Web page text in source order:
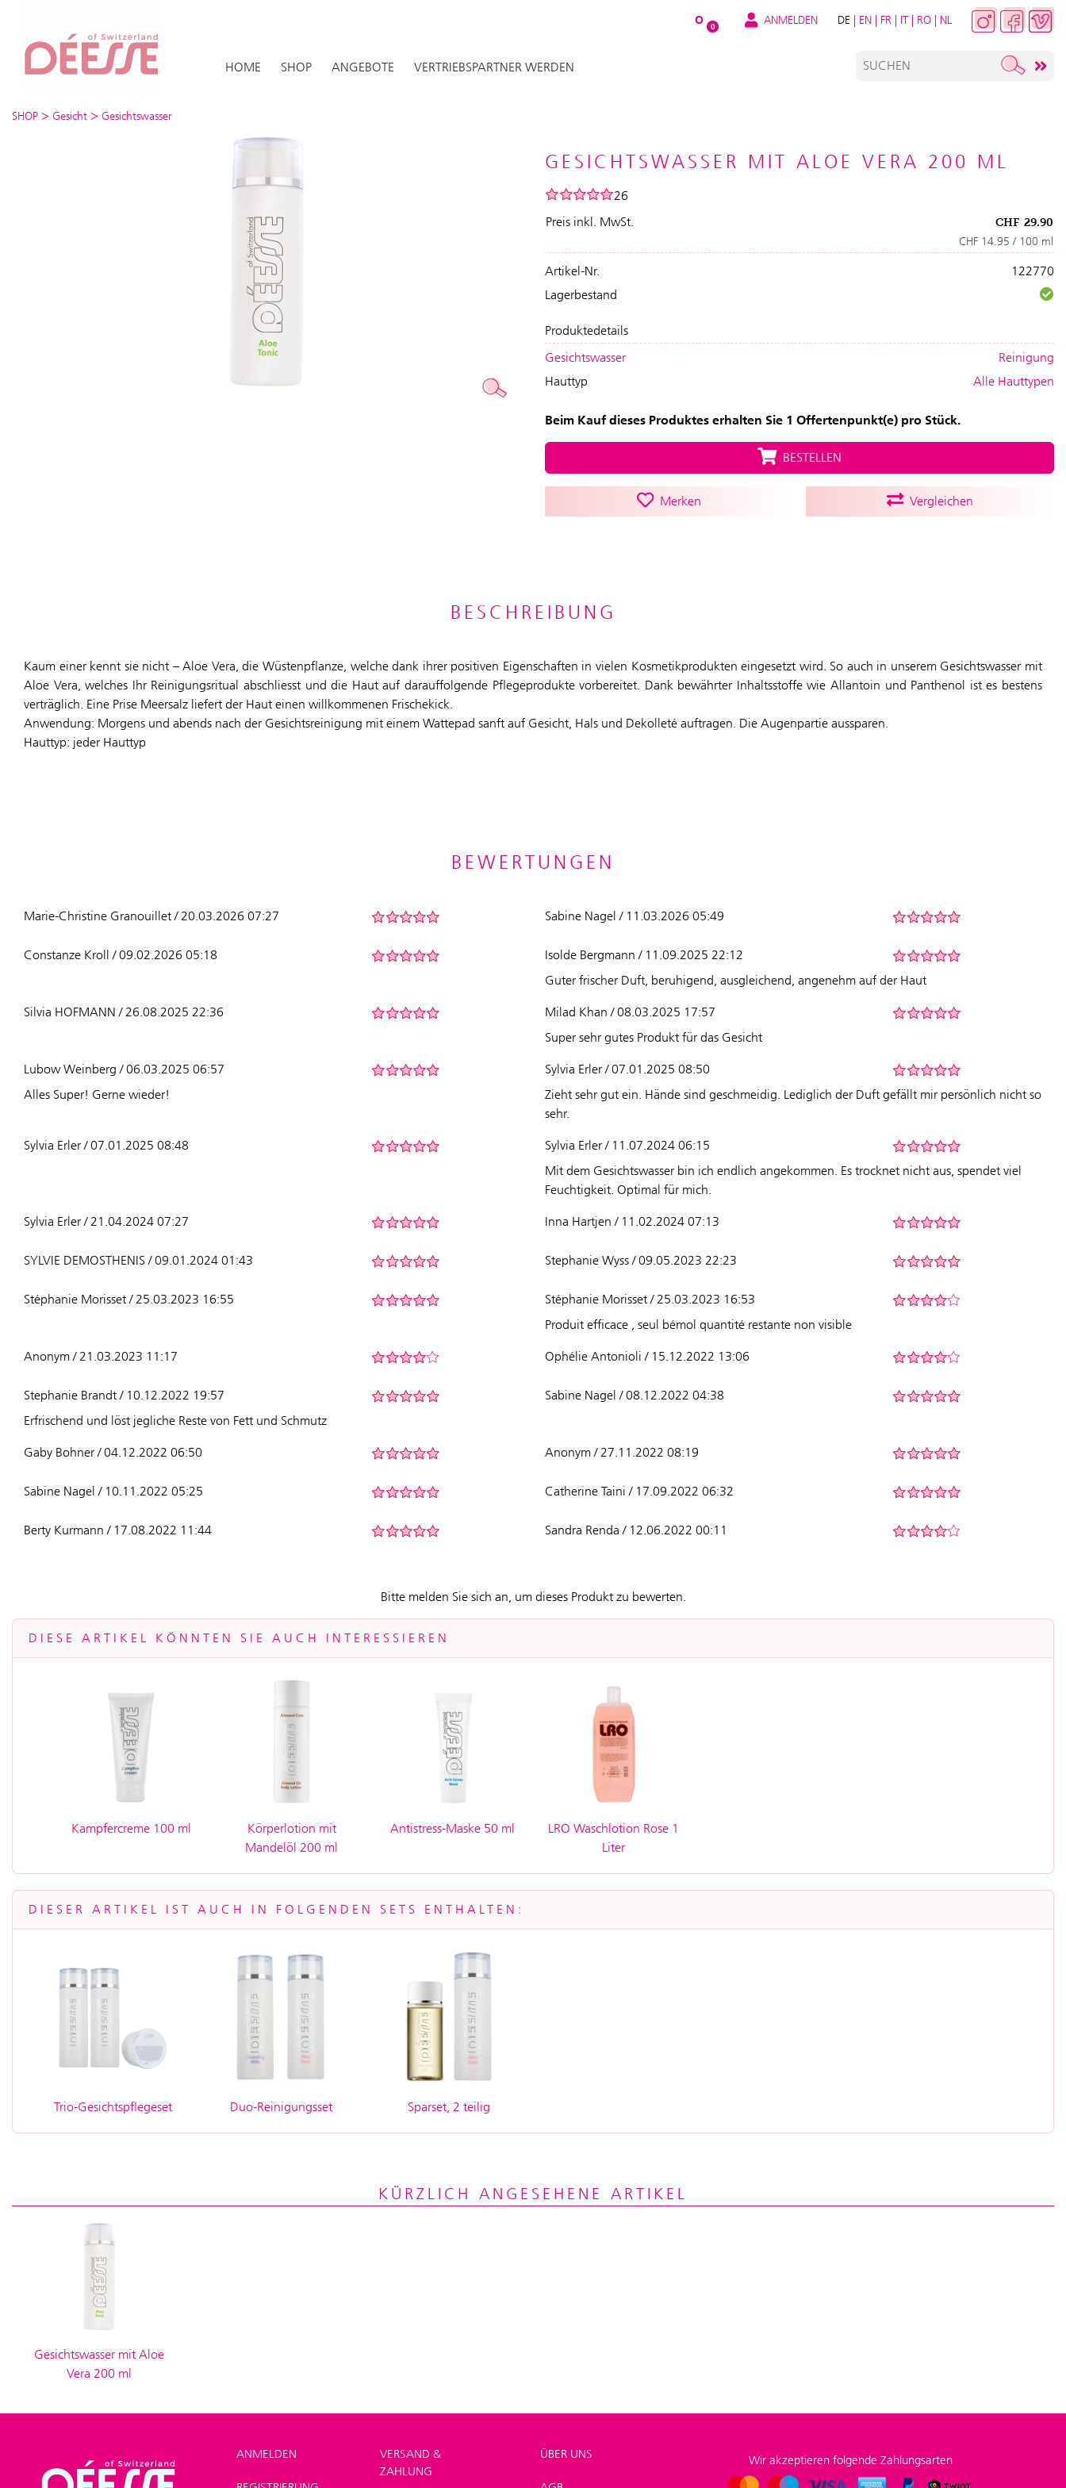
O 0 ANMELDEN DE | EN | FR | IT | RO | NL
HOME SHOP ANGEBOTE VERTRIEBSPARTNER WERDEN
SHOP > Gesicht > Gesichtswasser
GESICHTSWASSER MIT ALOE VERA 200 ML
26
Preis inkl. MwSt.
CHF 29.90
CHF 14.95 / 100 ml
Artikel-Nr.
122770
Lagerbestand
Produktedetails
Gesichtswasser
Reinigung
Hauttyp
Alle Hauttypen
Beim Kauf dieses Produktes erhalten Sie 1 Offertenpunkt(e) pro Stück.
BESTELLEN
Merken Vergleichen
BESCHREIBUNG
Kaum einer kennt sie nicht – Aloe Vera, die Wüstenpflanze, welche dank ihrer positiven Eigenschaften in vielen Kosmetikprodukten eingesetzt wird. So auch in unserem Gesichtswasser mit
Aloe Vera, welches Ihr Reinigungsritual abschliesst und die Haut auf darauffolgende Pflegeprodukte vorbereitet. Dank bewährter Inhaltsstoffe wie Allantoin und Panthenol ist es bestens
verträglich. Eine Prise Meersalz liefert der Haut einen willkommenen Frischekick.
Anwendung: Morgens und abends nach der Gesichtsreinigung mit einem Wattepad sanft auf Gesicht, Hals und Dekolleté auftragen. Die Augenpartie aussparen.
Hauttyp: jeder Hauttyp
BEWERTUNGEN
Marie-Christine Granouillet / 20.03.2026 07:27 Sabine Nagel / 11.03.2026 05:49
Constanze Kroll / 09.02.2026 05:18
Isolde Bergmann / 11.09.2025 22:12
Guter frischer Duft, beruhigend, ausgleichend, angenehm auf der Haut
Silvia HOFMANN / 26.08.2025 22:36
Milad Khan / 08.03.2025 17:57
Super sehr gutes Produkt für das Gesicht
Lubow Weinberg / 06.03.2025 06:57
Alles Super! Gerne wieder!
Sylvia Erler / 07.01.2025 08:50
Zieht sehr gut ein. Hände sind geschmeidig. Lediglich der Duft gefällt mir persönlich nicht so
sehr.
Sylvia Erler / 07.01.2025 08:48
Sylvia Erler / 11.07.2024 06:15
Mit dem Gesichtswasser bin ich endlich angekommen. Es trocknet nicht aus, spendet viel
Feuchtigkeit. Optimal für mich.
Sylvia Erler / 21.04.2024 07:27 Inna Hartjen / 11.02.2024 07:13
SYLVIE DEMOSTHENIS / 09.01.2024 01:43 Stephanie Wyss / 09.05.2023 22:23
Stéphanie Morisset / 25.03.2023 16:55
Stéphanie Morisset / 25.03.2023 16:53
Produit efficace , seul bémol quantité restante non visible
Anonym / 21.03.2023 11:17 Ophélie Antonioli / 15.12.2022 13:06
Stephanie Brandt / 10.12.2022 19:57
Erfrischend und löst jegliche Reste von Fett und Schmutz
Sabine Nagel / 08.12.2022 04:38
Gaby Bohner / 04.12.2022 06:50 Anonym / 27.11.2022 08:19
Sabine Nagel / 10.11.2022 05:25 Catherine Taini / 17.09.2022 06:32
Berty Kurmann / 17.08.2022 11:44 Sandra Renda / 12.06.2022 00:11
Bitte melden Sie sich an, um dieses Produkt zu bewerten.
DIESE ARTIKEL KÖNNTEN SIE AUCH INTERESSIEREN
Kampfercreme 100 ml
Körperlotion mit
Mandelöl 200 ml
Antistress-Maske 50 ml
LRO Waschlotion Rose 1
Liter
DIESER ARTIKEL IST AUCH IN FOLGENDEN SETS ENTHALTEN:
Trio-Gesichtspflegeset Duo-Reinigungsset Sparset, 2 teilig
KÜRZLICH ANGESEHENE ARTIKEL
Gesichtswasser mit Aloe
Vera 200 ml
ANMELDEN
VERSAND &
ZAHLUNG
ÜBER UNS Wir akzeptieren folgende Zahlungsarten